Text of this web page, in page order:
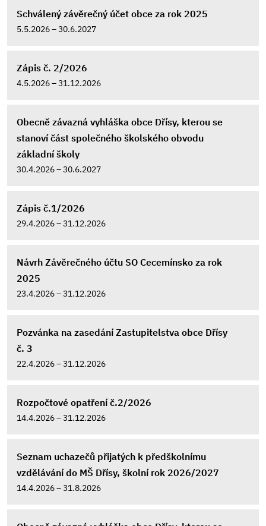
Schválený závěrečný účet obce za rok 2025
5.5.2026 – 30.6.2027
Zápis č. 2/2026
4.5.2026 – 31.12.2026
Obecně závazná vyhláška obce Dřísy, kterou se
stanoví část společného školského obvodu
základní školy
30.4.2026 – 30.6.2027
Zápis č.1/2026
29.4.2026 – 31.12.2026
Návrh Závěrečného účtu SO Cecemínsko za rok
2025
23.4.2026 – 31.12.2026
Pozvánka na zasedání Zastupitelstva obce Dřísy
č. 3
22.4.2026 – 31.12.2026
Rozpočtové opatření č.2/2026
14.4.2026 – 31.12.2026
Seznam uchazečů přijatých k předškolnímu
vzdělávání do MŠ Dřísy, školní rok 2026/2027
14.4.2026 – 31.8.2026